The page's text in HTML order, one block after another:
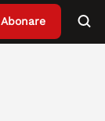
Abonare